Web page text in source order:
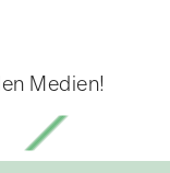
Medien!